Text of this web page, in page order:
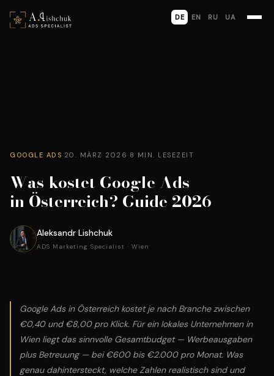
DE EN RU UA
GOOGLE ADS 20. MÄRZ 2026 8 MIN. LESEZEIT
Was kostet Google Ads
in Österreich? Guide 2026
Aleksandr Lishchuk
ADS Marketing Specialist · Wien
Google Ads in Österreich kostet je nach Branche zwischen
€0,40 und €8,00 pro Klick. Für ein lokales Unternehmen in
Wien liegt das sinnvolle Gesamtbudget — Werbeausgaben
plus Betreuung — bei €600 bis €2.000 pro Monat. Was
genau dahintersteckt, welche Zahlen realistisch sind und